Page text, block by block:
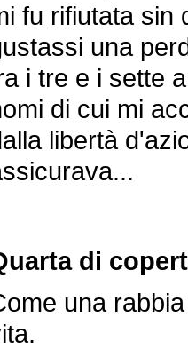
fu rifiutata sin
una
i tre e i sette
di cui mi
libertà
di
una